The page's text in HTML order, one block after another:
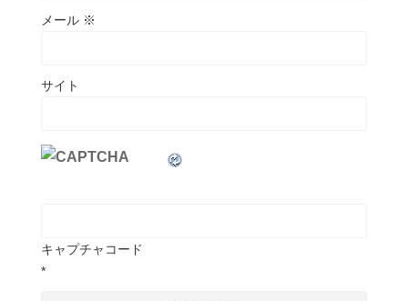
メール ※
サイト
キャプチャコード
*